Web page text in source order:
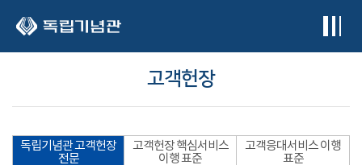
고객헌장
독립기념관 고객헌장
전문
고객헌장 핵심서비스
이행 표준
고객응대서비스 이행
표준